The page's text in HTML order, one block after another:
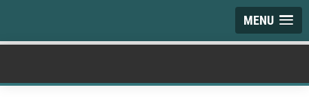
MENU